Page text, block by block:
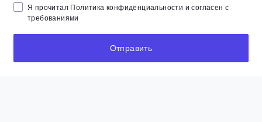
Я прочитал Политика конфиденциальности и согласен с
требованиями
Отправить